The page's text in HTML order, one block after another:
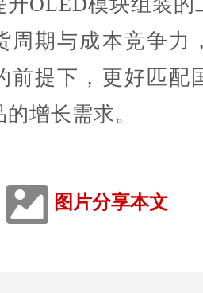
周期与成本竞争力
前提下，更好匹配
增长需求。
图片分享本文